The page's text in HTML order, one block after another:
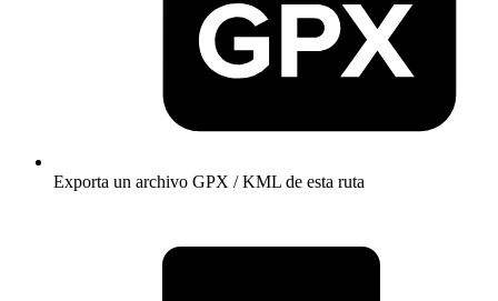
Exporta un archivo GPX / KML de esta ruta